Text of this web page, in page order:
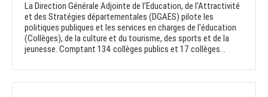
La Direction Générale Adjointe de l'Education, de l'Attractivité
et des Stratégies départementales (DGAES) pilote les
politiques publiques et les services en charges de l'éducation
(Collèges), de la culture et du tourisme, des sports et de la
jeunesse. Comptant 134 collèges publics et 17 collèges...